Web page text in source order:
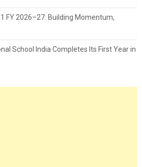
FY 2026–27: Building Momentum,
School India Completes Its First Year in